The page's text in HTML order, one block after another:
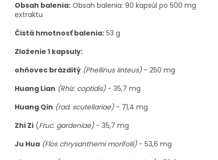
Obsah balenia: Obsah balenia: 90 kapsúl po 500 mg
extraktu
Čistá hmotnosť balenia: 53 g
Zloženie 1 kapsuly:
ohňovec brázditý (Phellinus linteus)- 250 mg
Huang Lian (Rhiz. coptidis)- 35,7 mg
Huang Qin (rad. scutellariae)- 71,4 mg
Zhi Zi (Fruc. gardeniae)- 35,7 mg
Ju Hua (Flos chrysanthemi morifolii) - 53,6 mg